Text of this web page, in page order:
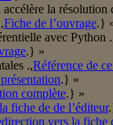
la résolution
Fiche de l’ouvrage.}
avec Python
.} »
.,Référence de
.} »
complète.} »
fiche de de l’éditeur
vers la fiche